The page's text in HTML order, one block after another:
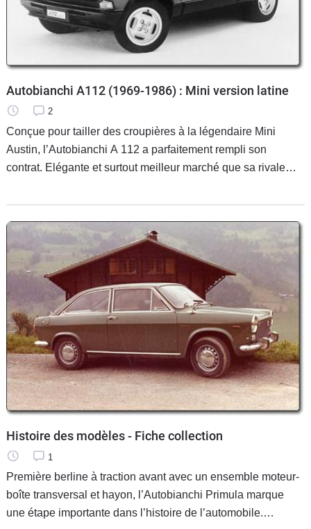
Autobianchi A112 (1969-1986) : Mini version latine
2
Conçue pour tailler des croupières à la légendaire Mini
Austin, l’Autobianchi A 112 a parfaitement rempli son
contrat. Elégante et surtout meilleur marché que sa rivale
Histoire des modèles - Fiche collection
1
Première berline à traction avant avec un ensemble moteur-
boîte transversal et hayon, l’Autobianchi Primula marque
une étape importante dans l’histoire de l’automobile.